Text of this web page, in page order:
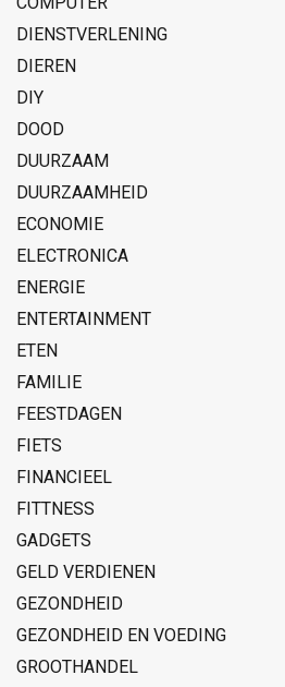
DIENSTVERLENING
DIEREN
DIY
DOOD
DUURZAAM
DUURZAAMHEID
ECONOMIE
ELECTRONICA
ENERGIE
ENTERTAINMENT
ETEN
FAMILIE
FEESTDAGEN
FIETS
FINANCIEEL
FITTNESS
GADGETS
GELD VERDIENEN
GEZONDHEID
GEZONDHEID EN VOEDING
GROOTHANDEL